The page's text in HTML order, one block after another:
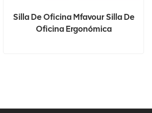
Silla De Oficina Mfavour Silla De
Oficina Ergonómica